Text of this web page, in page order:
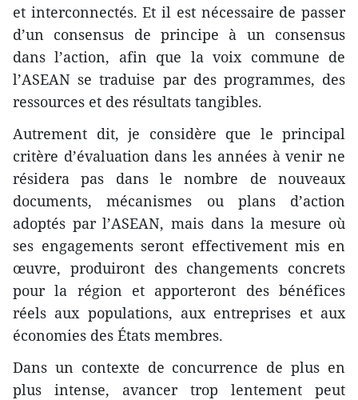
et interconnectés. Et il est nécessaire de passer
d’un consensus de principe à un consensus
dans l’action, afin que la voix commune de
l’ASEAN se traduise par des programmes, des
ressources et des résultats tangibles.
Autrement dit, je considère que le principal
critère d’évaluation dans les années à venir ne
résidera pas dans le nombre de nouveaux
documents, mécanismes ou plans d’action
adoptés par l’ASEAN, mais dans la mesure où
ses engagements seront effectivement mis en
œuvre, produiront des changements concrets
pour la région et apporteront des bénéfices
réels aux populations, aux entreprises et aux
économies des États membres.
Dans un contexte de concurrence de plus en
plus intense, avancer trop lentement peut